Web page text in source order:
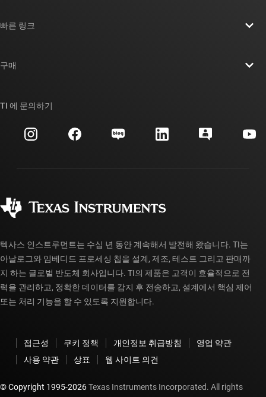
투자 관계
제조
빠른 링크
대체품 검색
고객 지원 센터
myTI 계정 FAQ
구매
주문 FAQ
TI 에 문의하기
텍사스 인스트루먼트는 수십 년 동안 계속해서 발전해 왔습니다. TI는
아날로그와 임베디드 프로세싱 칩을 설계, 제조, 테스트 그리고 판매까
지 하는 글로벌 반도체 회사입니다. TI의 제품은 고객이 효율적으로 전
력을 관리하고, 정확한 데이터를 감지 후 전송하고, 설계에서 핵심 제어
또는 처리 기능을 할 수 있도록 지원합니다.
접근성 쿠키 정책 개인정보 취급방침
영업 약관
사용 약관
상표 웹 사이트 의견
© Copyright 1995-2026Texas Instruments Incorporated. All rights